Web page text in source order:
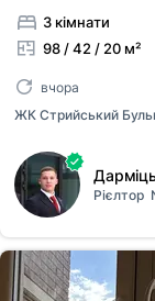
3 кімнати
98 / 42 / 20 м²
вчора
ЖК Стрийський
Рієлтор